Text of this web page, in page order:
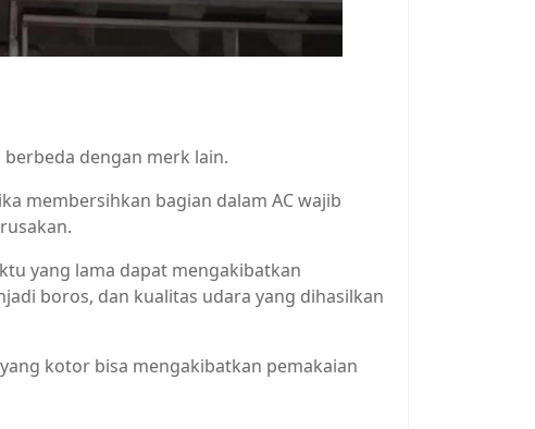
berbeda dengan merk lain.
membersihkan bagian dalam AC wajib
yang lama dapat mengakibatkan
boros, dan kualitas udara yang dihasilkan
kotor bisa mengakibatkan pemakaian